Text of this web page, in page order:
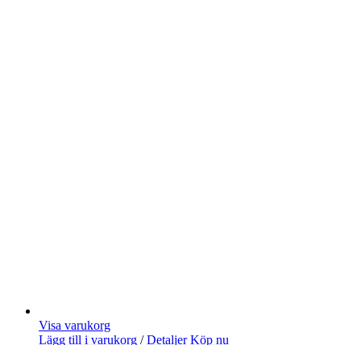
Visa varukorg
Lägg till i varukorg / Detaljer Köp nu